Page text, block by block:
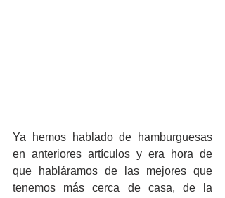
Ya hemos hablado de hamburguesas
en anteriores artículos y era hora de
que habláramos de las mejores que
tenemos más cerca de casa, de la